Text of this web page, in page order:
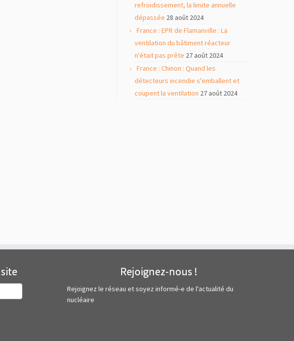
refroidissement, la limite annuelle
dépassée 28 août 2024
France : EPR de Flamanville : La
ventilation du bâtiment réacteur
n'était pas prête 27 août 2024
France : Chinon : Quand les
détecteurs incendie s'emballent et
coupent la ventilation 27 août 2024
Rejoignez-nous !
Rejoignez le réseau et soyez informé-e de l'actualité du
nucléaire